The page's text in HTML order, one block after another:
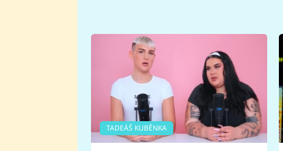
TADEÁŠ KUBĚNKA